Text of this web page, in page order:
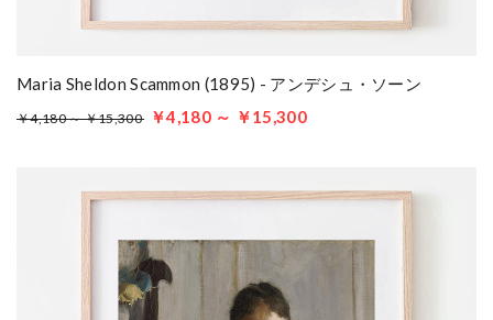
Maria Sheldon Scammon (1895) - アンデシュ・ソーン
￥4,180 ～ ￥15,300 ￥4,180 ～ ￥15,300